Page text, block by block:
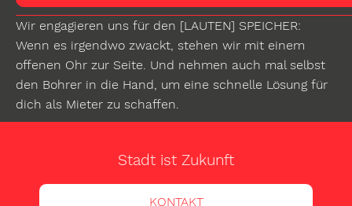
Wir engagieren uns für den [LAUTEN] SPEICHER:
Wenn es irgendwo zwackt, stehen wir mit einem
offenen Ohr zur Seite. Und nehmen auch mal selbst
den Bohrer in die Hand, um eine schnelle Lösung für
dich als Mieter zu schaffen.
Stadt ist Zukunft
KONTAKT